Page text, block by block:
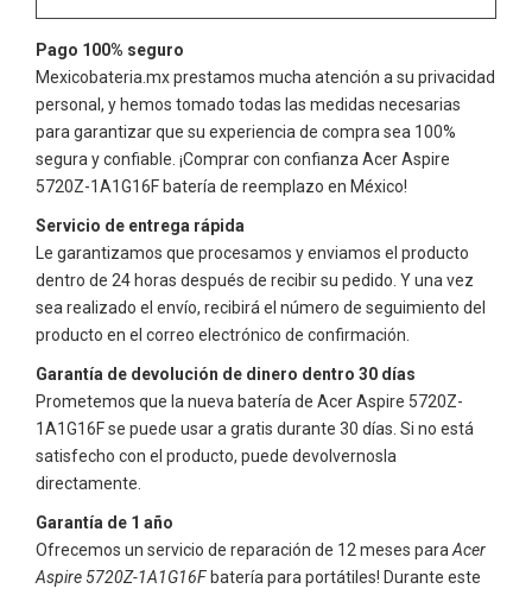
Pago 100% seguro
Mexicobateria.mx prestamos mucha atención a su privacidad
personal, y hemos tomado todas las medidas necesarias
para garantizar que su experiencia de compra sea 100%
segura y confiable. ¡Comprar con confianza Acer Aspire
5720Z-1A1G16F batería de reemplazo en México!
Servicio de entrega rápida
Le garantizamos que procesamos y enviamos el producto
dentro de 24 horas después de recibir su pedido. Y una vez
sea realizado el envío, recibirá el número de seguimiento del
producto en el correo electrónico de confirmación.
Garantía de devolución de dinero dentro 30 días
Prometemos que la nueva batería de Acer Aspire 5720Z-
1A1G16Fse puede usar a gratis durante 30 días. Si no está
satisfecho con el producto, puede devolvernosla
directamente.
Garantía de 1 año
Ofrecemos un servicio de reparación de 12 meses para Acer
Aspire 5720Z-1A1G16F batería para portátiles! Durante este